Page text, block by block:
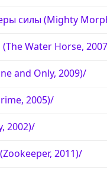
силы (Mighty
Water Horse,
and Only, 2009)/
2005)/
2002)/
2011)/